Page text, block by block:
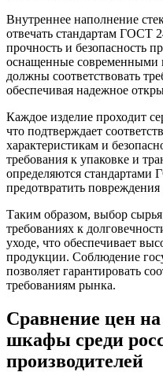
Внутреннее наполнение
отвечать стандартам ГОСТ
прочность и безопасность
оснащенные современными
должны соответствовать
обеспечивая надежное
Каждое изделие проходит
что подтверждает
характеристикам и
требования к упаковке и
определяются
предотвратить повреждения
Таким образом, выбор
требованиях к
уходе, что обеспечивает
продукции. Соблюдение
позволяет гарантировать
требованиям рынка.
Сравнение цен
шкафы среди
производителей